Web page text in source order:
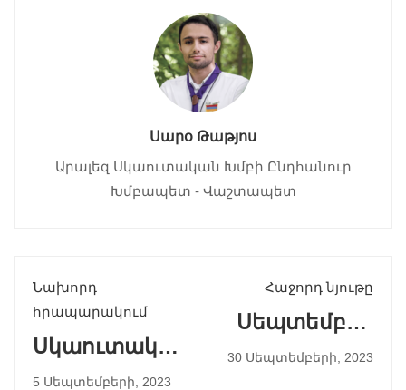
Սարօ Թաթյոս
Արալեզ Սկաուտական Խմբի Ընդհանուր
Խմբապետ - Վաշտապետ
Նախորդ
հրապարակում
Սկաուտական
Գագաթնաժողով
5 Սեպտեմբերի, 2023
Հաջորդ նյութը
Սեպտեմբեր
2023
30 Սեպտեմբերի, 2023